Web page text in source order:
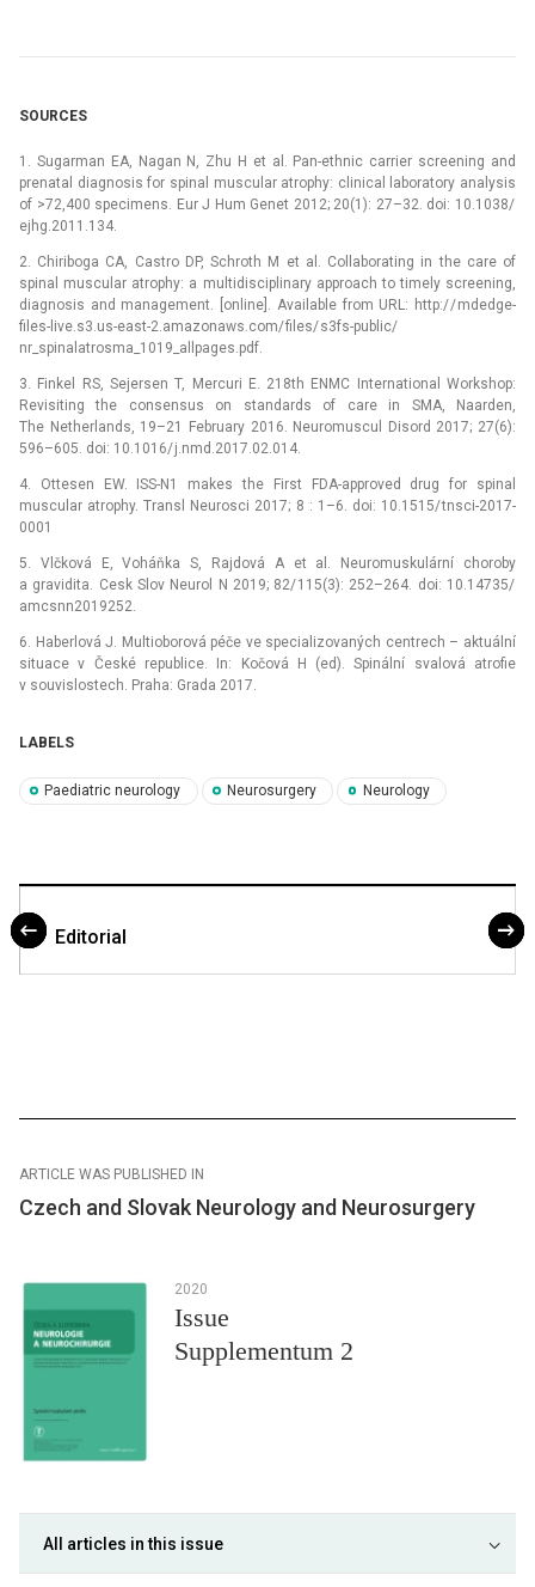
SOURCES
1. Sugarman EA, Nagan N, Zhu H et al. Pan-ethnic carrier screening and
prenatal dia­gnosis for spinal muscular atrophy: clinical laboratory analysis
of >72,400 specimens. Eur J Hum Genet 2012; 20(1): 27–32. doi: 10.1038/
ejhg.2011.134.
2. Chiriboga CA, Castro DP, Schroth M et al. Collaborating in the care of
spinal muscular atrophy: a multidisciplinary approach to timely screening,
dia­gnosis and management. [online]. Available from URL: http:/ / mdedge-
files-live.s3.us-east-2.amazonaws.com/ files/ s3fs-public/
nr_spinalatrosma_1019_allpages.pdf.
3. Finkel RS, Sejersen T, Mercuri E. 218th ENMC International Workshop:
Revisiting the consensus on standards of care in SMA, Naarden,
The Netherlands, 19–21 February 2016. Neuromuscul Disord 2017; 27(6):
596–605. doi: 10.1016/ j.nmd.2017.02.014.
4. Ottesen EW. ISS-N1 makes the First FDA-approved drug for spinal
muscular atrophy. Transl Neurosci 2017; 8 : 1–6. doi: 10.1515/ tnsci-2017-
0001
5. Vlčková E, Voháňka S, Rajdová A et al. Neuromuskulární choroby
a gravidita. Cesk Slov Neurol N 2019; 82/ 115(3): 252–264. doi: 10.14735/
amcsnn2019252.
6. Haberlová J. Multioborová péče ve specializovaných centrech –⁠ aktuální
situace v České republice. In: Kočová H (ed). Spinální svalová atrofie
v souvislostech. Praha: Grada 2017.
LABELS
Paediatric neurology Neurosurgery Neurology
Editorial
ARTICLE WAS PUBLISHED IN
Czech and Slovak Neurology and Neurosurgery
2020
Issue
Supplementum 2
All articles in this issue